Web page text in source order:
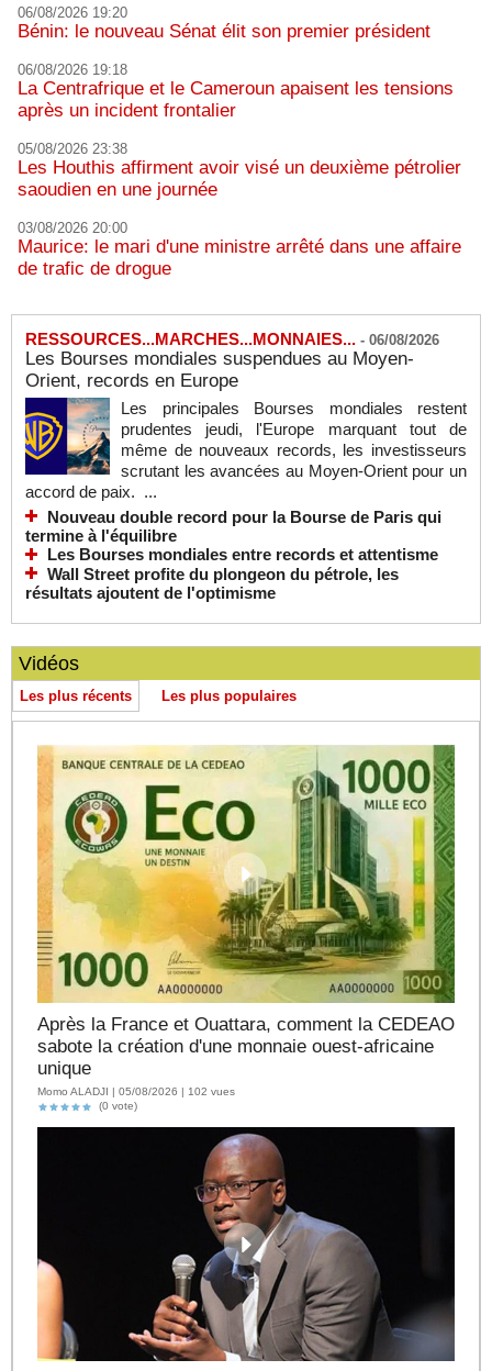
06/08/2026 19:20
Bénin: le nouveau Sénat élit son premier président
06/08/2026 19:18
La Centrafrique et le Cameroun apaisent les tensions
après un incident frontalier
05/08/2026 23:38
Les Houthis affirment avoir visé un deuxième pétrolier
saoudien en une journée
03/08/2026 20:00
Maurice: le mari d'une ministre arrêté dans une affaire
de trafic de drogue
RESSOURCES...MARCHES...MONNAIES... - 06/08/2026
Les Bourses mondiales suspendues au Moyen-
Orient, records en Europe
Les principales Bourses mondiales restent
prudentes jeudi, l'Europe marquant tout de
même de nouveaux records, les investisseurs
scrutant les avancées au Moyen-Orient pour un
accord de paix. ...
Nouveau double record pour la Bourse de Paris qui
termine à l'équilibre
Les Bourses mondiales entre records et attentisme
Wall Street profite du plongeon du pétrole, les
résultats ajoutent de l'optimisme
Vidéos
Les plus récents Les plus populaires
Après la France et Ouattara, comment la CEDEAO
sabote la création d'une monnaie ouest-africaine
unique
Momo ALADJI | 05/08/2026 | 102 vues
(0 vote)